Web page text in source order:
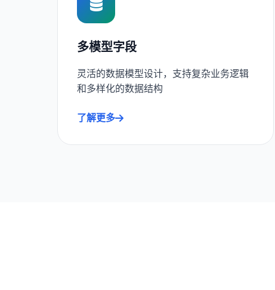
多模型字段
灵活的数据模型设计，支持复杂业务逻辑
和多样化的数据结构
了解更多